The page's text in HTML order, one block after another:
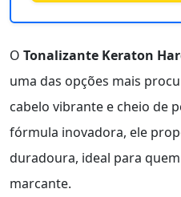
O Tonalizante Keraton
uma das opções mais
cabelo vibrante e cheio de
fórmula inovadora, ele
duradoura, ideal para
marcante.